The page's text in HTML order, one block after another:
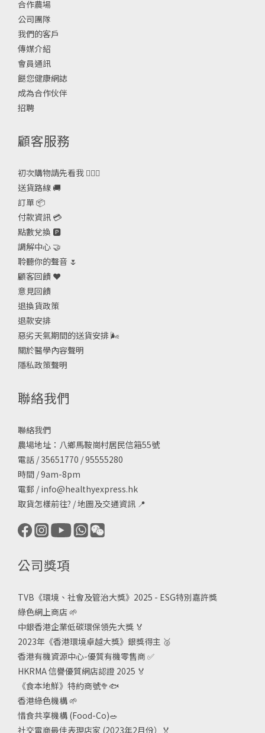
合作農場
公司團隊
我們的客戶
傳媒介紹
會員通訊
餸您健康網誌
成為合作伙伴
招聘
顧客服務
初次購物請先看我 🙋🏻‍♀️
送貨路線 🚚
訂單 📦
付款資訊 💳
點數兌換 🅿️
調解中心 🤝
聆聽你的聲音 🌷
顧客回饋 ❤️
意見回饋
退換貨政策
退款安排
惡劣天氣期間的送貨安排🌬
關於醫學內容聲明
隱私政策聲明
聯絡我們
聯絡我們
農場地址：八鄉馬鞍崗村居民信箱55號
電話 / 35651770 / 95555280
時間 / 9am-8pm
電郵 / info@healthyexpress.hk
取貨怎樣前往? /地圖及交通資訊 📍
公司獎項
TVB《環境、社會及管治大獎》2025 - ESG特別嘉許獎
綠色網上商店 🌱
中銀香港企業低碳環保領先大獎 🏅
2023年《香港環境卓越大獎》銀獎得主 🥈
香港有機資源中心-優質有機零售商✅
HKRMA 信譽優質網店認證 2025 🏅
《食本地鮮》特約商號🥦🐟
香港綠色機構 🌱
惜食共享機構 (Food-Co)🥗
社交電商最佳表現店家 (2023年2月份）🏅